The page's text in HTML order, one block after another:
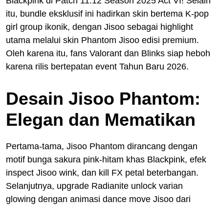
itu, bundle eksklusif ini hadirkan skin bertema K-pop
girl group ikonik, dengan Jisoo sebagai highlight
utama melalui skin Phantom Jisoo edisi premium.
Oleh karena itu, fans Valorant dan Blinks siap heboh
karena rilis bertepatan event Tahun Baru 2026.
Desain Jisoo Phantom:
Elegan dan Mematikan
Pertama-tama, Jisoo Phantom dirancang dengan
motif bunga sakura pink-hitam khas Blackpink, efek
inspect Jisoo wink, dan kill FX petal beterbangan.
Selanjutnya, upgrade Radianite unlock varian
glowing dengan animasi dance move Jisoo dari